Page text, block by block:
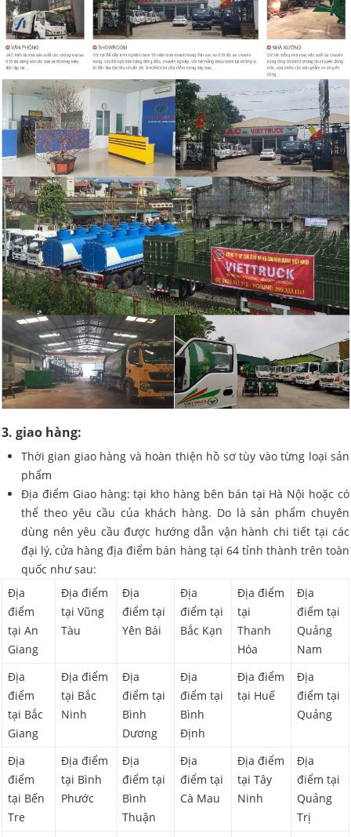
3. giao hàng:
Thời gian giao hàng và hoàn thiện hồ sơ tùy vào từng loại sản
phẩm
Địa điểm Giao hàng: tại kho hàng bên bán tại Hà Nội hoặc có
thể theo yêu cầu của khách hàng. Do là sản phẩm chuyên
dùng nên yêu cầu được hướng dẫn vận hành chi tiết tại các
đại lý, cửa hàng địa điểm bán hàng tại 64 tỉnh thành trên toàn
quốc như sau:
Địa
điểm
tại An
Giang
Địa điểm
tại Vũng
Tàu
Địa
điểm tại
Yên Bái
Địa
điểm tại
Bắc Kạn
Địa điểm
tại
Thanh
Hóa
Địa
điểm tại
Quảng
Nam
Địa
điểm
tại Bắc
Giang
Địa điểm
tại Bắc
Ninh
Địa
điểm tại
Bình
Dương
Địa
điểm tại
Bình
Định
Địa điểm
tại Huế
Địa
điểm tại
Quảng
Địa
điểm
tại Bến
Tre
Địa điểm
tại Bình
Phước
Địa
điểm tại
Bình
Thuận
Địa
điểm tại
Cà Mau
Địa điểm
tại Tây
Ninh
Địa
điểm tại
Quảng
Trị